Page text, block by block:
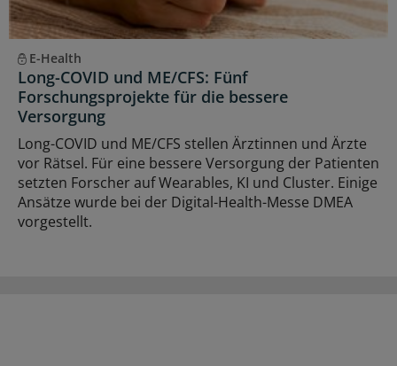
E-Health
Long-COVID und ME/CFS: Fünf
Forschungsprojekte für die bessere
Versorgung
Long-COVID und ME/CFS stellen Ärztinnen und Ärzte
vor Rätsel. Für eine bessere Versorgung der Patienten
setzten Forscher auf Wearables, KI und Cluster. Einige
Ansätze wurde bei der Digital-Health-Messe DMEA
vorgestellt.